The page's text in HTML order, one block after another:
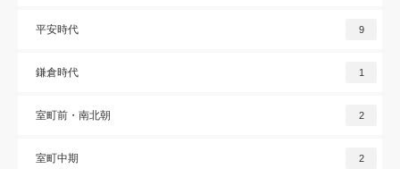
平安時代 9
鎌倉時代 1
室町前・南北朝 2
室町中期 2